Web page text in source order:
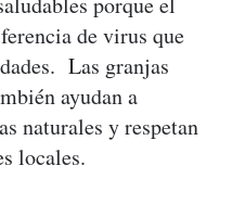
de virus que
Las granjas
ayudan a
naturales y respetan
locales.